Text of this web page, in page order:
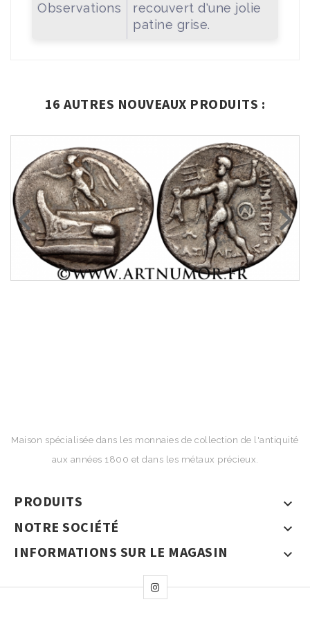
Observations
recouvert d'une jolie
patine grise.
16 AUTRES NOUVEAUX PRODUITS :
Maison spécialisée dans les monnaies de collection de l'antiquité
aux années 1800 et dans les métaux précieux.
PRODUITS 
NOTRE SOCIÉTÉ 
INFORMATIONS SUR LE MAGASIN 